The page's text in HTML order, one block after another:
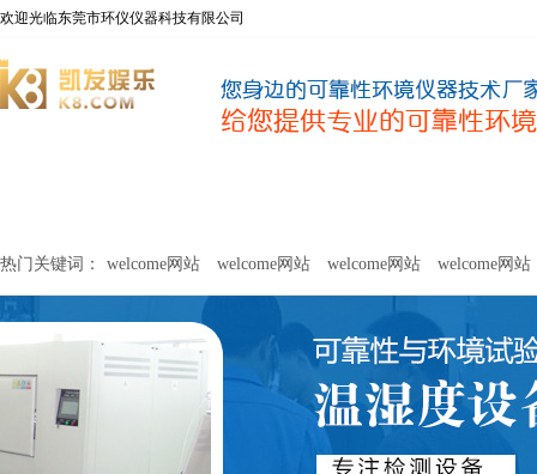
欢迎光临东莞市环仪仪器科技有限公司
关于环仪 联系环仪
热门关键词： welcome网站 welcome网站 welcome网站 welcome网站
网站 welcome网站